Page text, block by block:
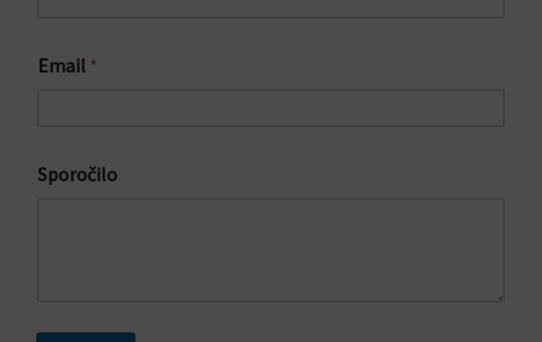
E
Email *
Sporočilo